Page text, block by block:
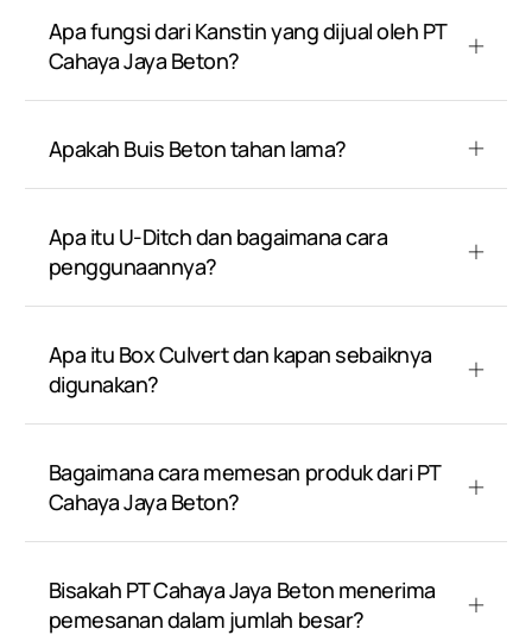
Apa fungsi dari Kanstin yang dijual oleh PT
Cahaya Jaya Beton?
Apakah Buis Beton tahan lama?
Apa itu U-Ditch dan bagaimana cara
penggunaannya?
Apa itu Box Culvert dan kapan sebaiknya
digunakan?
Bagaimana cara memesan produk dari PT
Cahaya Jaya Beton?
Bisakah PT Cahaya Jaya Beton menerima
pemesanan dalam jumlah besar?